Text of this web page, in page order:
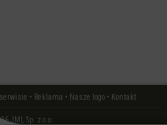
• Reklama • Nasze logo• Kontakt
JML Sp. z o.o.